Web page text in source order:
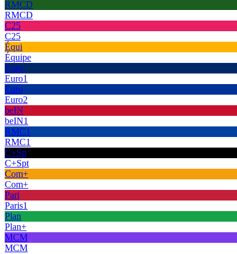
RMCD
RMCD
C25
C25
Équi
Équipe
Euro
Euro1
Euro
Euro2
beIN
beIN1
RMC1
RMC1
C+Sp
C+Spt
Com+
Com+
Pari
Paris1
Plan
Plan+
MCM
MCM